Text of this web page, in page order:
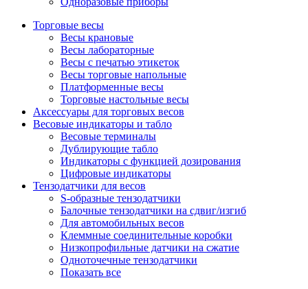
Торговые весы
Весы крановые
Весы лабораторные
Весы с печатью этикеток
Весы торговые напольные
Платформенные весы
Торговые настольные весы
Аксессуары для торговых весов
Весовые индикаторы и табло
Весовые терминалы
Дублирующие табло
Индикаторы с функцией дозирования
Цифровые индикаторы
Тензодатчики для весов
S-образные тензодатчики
Балочные тензодатчики на сдвиг/изгиб
Для автомобильных весов
Клеммные соединительные коробки
Низкопрофильные датчики на сжатие
Одноточечные тензодатчики
Показать все